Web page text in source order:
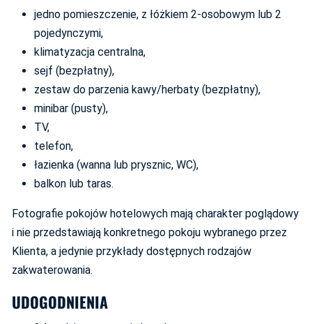
jedno pomieszczenie, z łóżkiem 2-osobowym lub 2
pojedynczymi,
klimatyzacja centralna,
sejf (bezpłatny),
zestaw do parzenia kawy/herbaty (bezpłatny),
minibar (pusty),
TV,
telefon,
łazienka (wanna lub prysznic, WC),
balkon lub taras.
Fotografie pokojów hotelowych mają charakter poglądowy
i nie przedstawiają konkretnego pokoju wybranego przez
Klienta, a jedynie przykłady dostępnych rodzajów
zakwaterowania.
UDOGODNIENIA